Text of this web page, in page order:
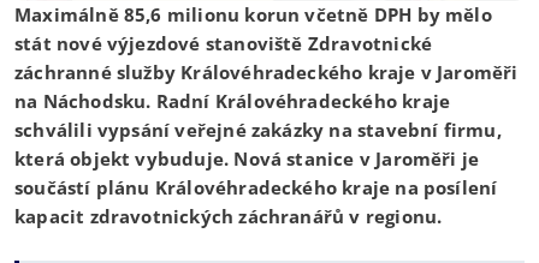
Maximálně 85,6 milionu korun včetně DPH by mělo
stát nové výjezdové stanoviště Zdravotnické
záchranné služby Královéhradeckého kraje v Jaroměři
na Náchodsku. Radní Královéhradeckého kraje
schválili vypsání veřejné zakázky na stavební firmu,
která objekt vybuduje. Nová stanice v Jaroměři je
součástí plánu Královéhradeckého kraje na posílení
kapacit zdravotnických záchranářů v regionu.